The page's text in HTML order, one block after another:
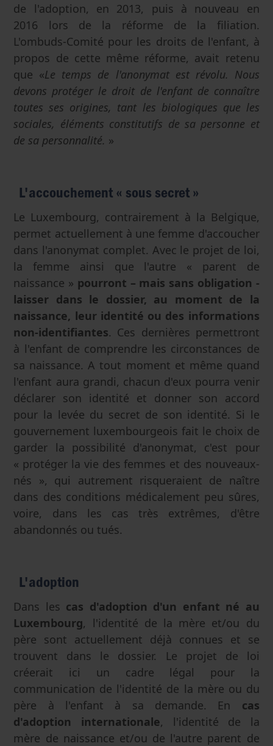
de l'adoption, en 2013, puis à nouveau en
2016 lors de la réforme de la filiation.
L'ombuds-Comité pour les droits de l'enfant, à
propos de cette même réforme, avait retenu
que «Le temps de l'anonymat est révolu. Nous
devons protéger le droit de l'enfant de connaître
toutes ses origines, tant les biologiques que les
sociales, éléments constitutifs de sa personne et
de sa personnalité. »
L'accouchement « sous secret »
Le Luxembourg, contrairement à la Belgique,
permet actuellement à une femme d'accoucher
dans l'anonymat complet. Avec le projet de loi,
la femme ainsi que l'autre « parent de
naissance » pourront – mais sans obligation -
laisser dans le dossier, au moment de la
naissance, leur identité ou des informations
non-identifiantes. Ces dernières permettront
à l'enfant de comprendre les circonstances de
sa naissance. A tout moment et même quand
l'enfant aura grandi, chacun d'eux pourra venir
déclarer son identité et donner son accord
pour la levée du secret de son identité. Si le
gouvernement luxembourgeois fait le choix de
garder la possibilité d'anonymat, c'est pour
« protéger la vie des femmes et des nouveaux-
nés », qui autrement risqueraient de naître
dans des conditions médicalement peu sûres,
voire, dans les cas très extrêmes, d'être
abandonnés ou tués.
L'adoption
Dans les cas d'adoption d'un enfant né au
Luxembourg, l'identité de la mère et/ou du
père sont actuellement déjà connues et se
trouvent dans le dossier. Le projet de loi
créerait ici un cadre légal pour la
communication de l'identité de la mère ou du
père à l'enfant à sa demande. En cas
d'adoption internationale, l'identité de la
mère de naissance et/ou de l'autre parent de